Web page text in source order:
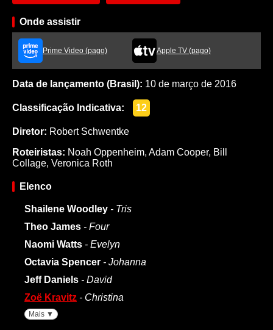
Onde assistir
Prime Video (pago) Apple TV (pago)
Data de lançamento (Brasil): 10 de março de 2016
Classificação Indicativa: 12
Diretor: Robert Schwentke
Roteiristas: Noah Oppenheim, Adam Cooper, Bill
Collage, Veronica Roth
Elenco
Shailene Woodley - Tris
Theo James - Four
Naomi Watts - Evelyn
Octavia Spencer - Johanna
Jeff Daniels - David
Zoë Kravitz - Christina
Mais ▼